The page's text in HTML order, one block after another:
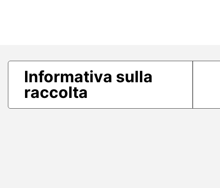
Informativa sulla
raccolta